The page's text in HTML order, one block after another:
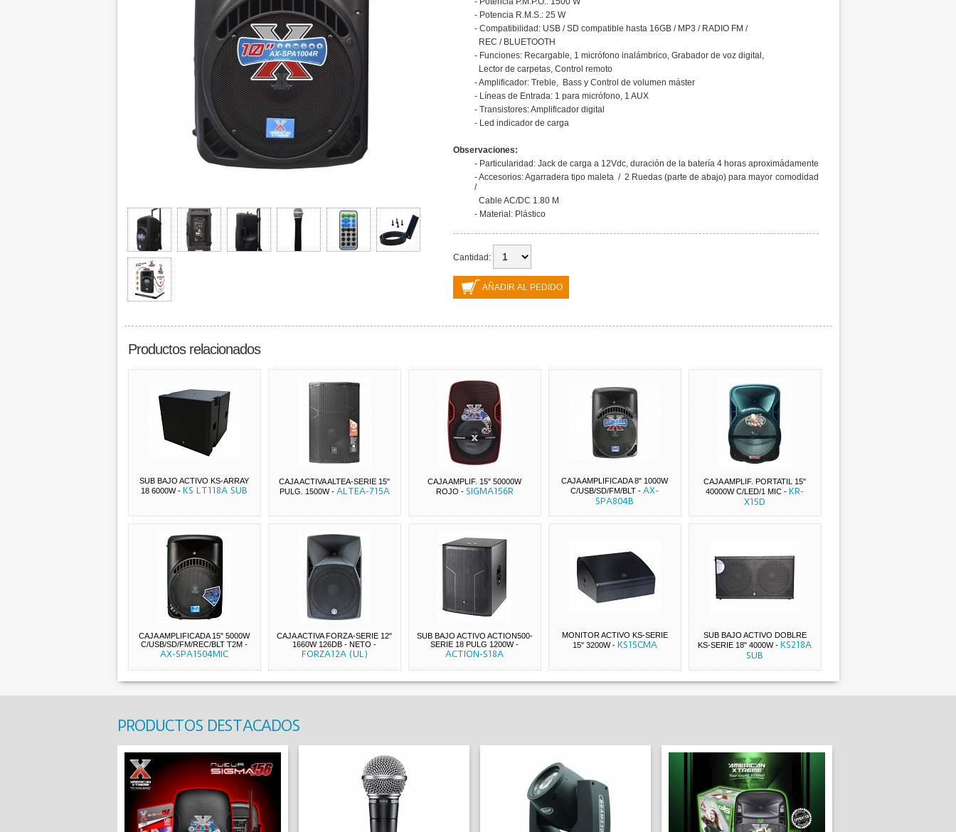
- Potencia R.M.S.: 25 W
- Compatibilidad: USB / SD compatible hasta 16GB / MP3 / RADIO FM /
REC / BLUETOOTH
- Funciones: Recargable, 1 micrófono inalámbrico, Grabador de voz digital,
Lector de carpetas, Control remoto
- Amplificador: Treble, Bass y Control de volumen máster
- Líneas de Entrada: 1 para micrófono, 1 AUX
- Transistores: Amplificador digital
- Led indicador de carga
Observaciones:
- Particularidad: Jack de carga a 12Vdc, duración de la batería 4 horas aproximádamente
- Accesorios: Agarradera tipo maleta / 2 Ruedas (parte de abajo) para mayor comodidad
/
Cable AC/DC 1.80 M
- Material: Plástico
Cantidad:
Productos relacionados
SUB BAJO ACTIVO KS-ARRAY
18 6000W- KS LT118A SUB
CAJA ACTIVA ALTEA-SERIE 15"
PULG. 1500W- ALTEA-715A
CAJA AMPLIF. 15" 50000W
ROJO - SIGMA156R
CAJA AMPLIFICADA 8" 1000W
C/USB/SD/FM/BLT - AX-
SPA804B
CAJA AMPLIF. PORTATIL 15"
40000W C/LED/1 MIC - KR-
X15D
CAJA AMPLIFICADA 15" 5000W
C/USB/SD/FM/REC/BLT T2M -
AX-SPA1504MIC
CAJA ACTIVA FORZA-SERIE 12"
1660W 126DB - NETO -
FORZA12A (UL)
SUB BAJO ACTIVO ACTION500-
SERIE 18 PULG 1200W-
ACTION-S18A
MONITOR ACTIVO KS-SERIE
15" 3200W- KS15CMA
SUB BAJO ACTIVO DOBLRE
KS-SERIE 18" 4000W- KS218A
SUB
PRODUCTOS DESTACADOS